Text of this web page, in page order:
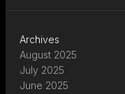
Archives
August 2025
July 2025
June 2025